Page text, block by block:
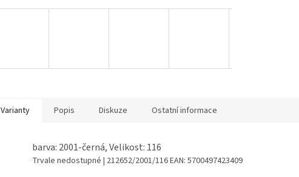
Varianty Popis Diskuze Ostatní informace
barva: 2001-černá, Velikost: 116
Trvale nedostupné | 212652/2001/116EAN: 5700497423409